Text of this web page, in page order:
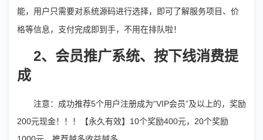
能，用户只需要对系统源码进行选择，即可了解服务项目、价
格等信息，支付完成即到手，不用在排队啦！
2、会员推广系统、按下线消费提
成
注意：成功推荐5个用户注册成为“VIP会员”及以上的，奖励
200元现金！！！【永久有效】10个奖励400元，20个奖励